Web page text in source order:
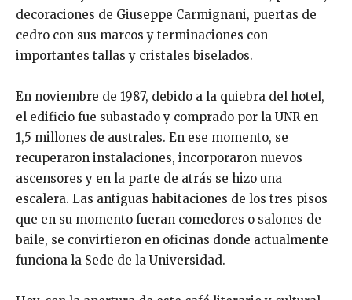
decoraciones de Giuseppe Carmignani, puertas de
cedro con sus marcos y terminaciones con
importantes tallas y cristales biselados.
En noviembre de 1987, debido a la quiebra del hotel,
el edificio fue subastado y comprado por la UNR en
1,5 millones de australes. En ese momento, se
recuperaron instalaciones, incorporaron nuevos
ascensores y en la parte de atrás se hizo una
escalera. Las antiguas habitaciones de los tres pisos
que en su momento fueran comedores o salones de
baile, se convirtieron en oficinas donde actualmente
funciona la Sede de la Universidad.